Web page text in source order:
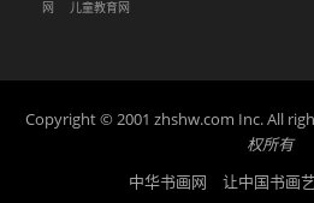
网
儿童教育网
Copyright © 2001 zhshw.com Inc. All
权所有
中华书画网 让中国书画艺